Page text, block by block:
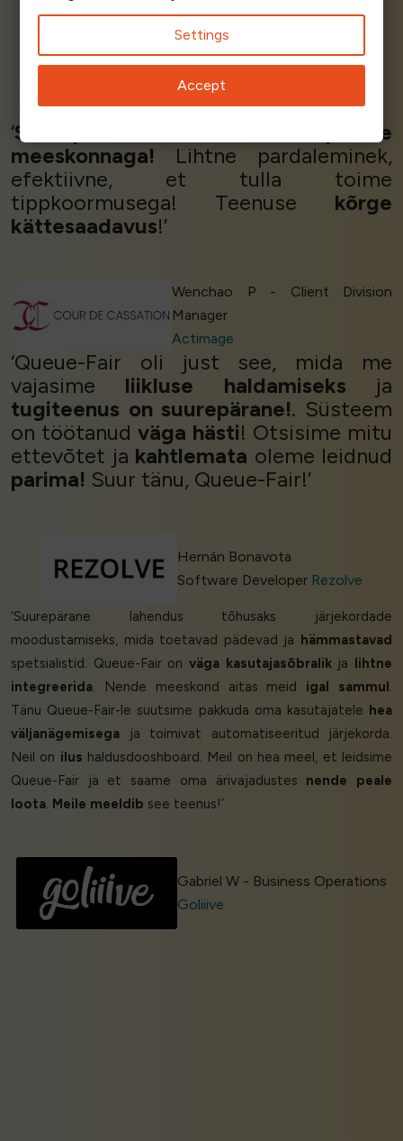
‘Suurepärane teenindus
suurepärase
meeskonnaga! Lihtne pardaleminek,
efektiivne, et tulla toime
tippkoormusega! Teenuse kõrge
kättesaadavus!’
Wenchao P - Client Division
Manager
Actimage
‘Queue-Fair oli just see, mida me
vajasime liikluse haldamiseks ja
tugiteenus on suurepärane!. Süsteem
on töötanud väga hästi! Otsisime mitu
ettevõtet ja kahtlemata oleme leidnud
parima! Suur tänu, Queue-Fair!’
Hernán Bonavota
Software Developer Rezolve
‘Suurepärane lahendus tõhusaks järjekordade
moodustamiseks, mida toetavad pädevad ja hämmastavad
spetsialistid. Queue-Fair on väga kasutajasõbralikja lihtne
integreerida. Nende meeskond aitas meid igal sammul.
Tänu Queue-Fair-le suutsime pakkuda oma kasutajatele hea
väljanägemisega ja toimivat automatiseeritud järjekorda.
Neil on ilus haldusdooshboard. Meil on hea meel, et leidsime
Queue-Fair ja et saame oma ärivajadustes nende peale
loota. Meile meeldib see teenus!’
Gabriel W - Business Operations
Goliiive
Settings
Accept